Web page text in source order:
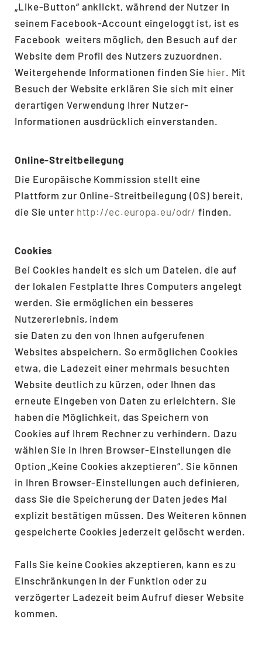
„Like-Button“ anklickt, während der Nutzer in
seinem Facebook-Account eingeloggt ist, ist es
Facebook weiters möglich, den Besuch auf der
Website dem Profil des Nutzers zuzuordnen.
Weitergehende Informationen finden Sie hier. Mit
Besuch der Website erklären Sie sich mit einer
derartigen Verwendung Ihrer Nutzer-
Informationen ausdrücklich einverstanden.
Online-Streitbeilegung
Die Europäische Kommission stellt eine
Plattform zur Online-Streitbeilegung (OS) bereit,
die Sie unter http://ec.europa.eu/odr/ finden.
Cookies
Bei Cookies handelt es sich um Dateien, die auf
der lokalen Festplatte Ihres Computers angelegt
werden. Sie ermöglichen ein besseres
Nutzererlebnis, indem
sie Daten zu den von Ihnen aufgerufenen
Websites abspeichern. So ermöglichen Cookies
etwa, die Ladezeit einer mehrmals besuchten
Website deutlich zu kürzen, oder Ihnen das
erneute Eingeben von Daten zu erleichtern. Sie
haben die Möglichkeit, das Speichern von
Cookies auf Ihrem Rechner zu verhindern. Dazu
wählen Sie in Ihren Browser-Einstellungen die
Option „Keine Cookies akzeptieren“. Sie können
in Ihren Browser-Einstellungen auch definieren,
dass Sie die Speicherung der Daten jedes Mal
explizit bestätigen müssen. Des Weiteren können
gespeicherte Cookies jederzeit gelöscht werden.
Falls Sie keine Cookies akzeptieren, kann es zu
Einschränkungen in der Funktion oder zu
verzögerter Ladezeit beim Aufruf dieser Website
kommen.